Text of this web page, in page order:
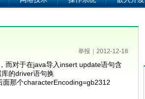
举报 2012-12-18
而对于在java导入insert update语句含
的driver语句换
那个characterEncoding=gb2312